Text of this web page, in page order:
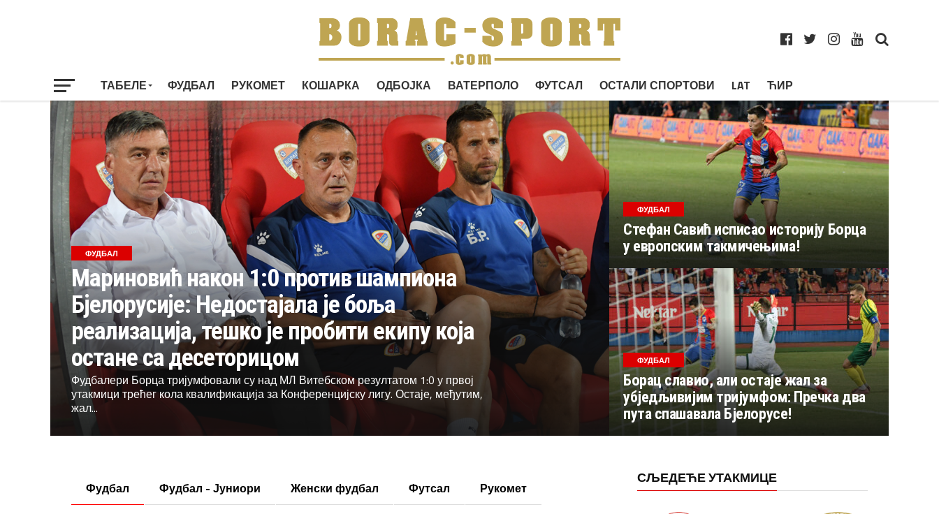
ТАБЕЛЕ ФУДБАЛ РУКОМЕТ КОШАРКА ОДБОЈКА ВАТЕРПОЛО ФУТСАЛ ОСТАЛИ СПОРТОВИ LAT ЋИР
ФУДБАЛ
Мариновић након 1:0 против шампиона
Бјелорусије: Недостајала је боља
реализација, тешко је пробити екипу која
остане са десеторицом
Фудбалери Борца тријумфовали су над МЛ Витебском резултатом 1:0 у првој
утакмици трећег кола квалификација за Конференцијску лигу. Остаје, међутим,
жал...
ФУДБАЛ
Стефан Савић исписао историју Борца
у европским такмичењима!
ФУДБАЛ
Борац славио, али остаје жал за
убједљивијим тријумфом: Пречка два
пута спашавала Бјелорусе!
Фудбал Фудбал - Јуниори Женски фудбал Футсал Рукомет
СЉЕДЕЋЕ УТАКМИЦЕ